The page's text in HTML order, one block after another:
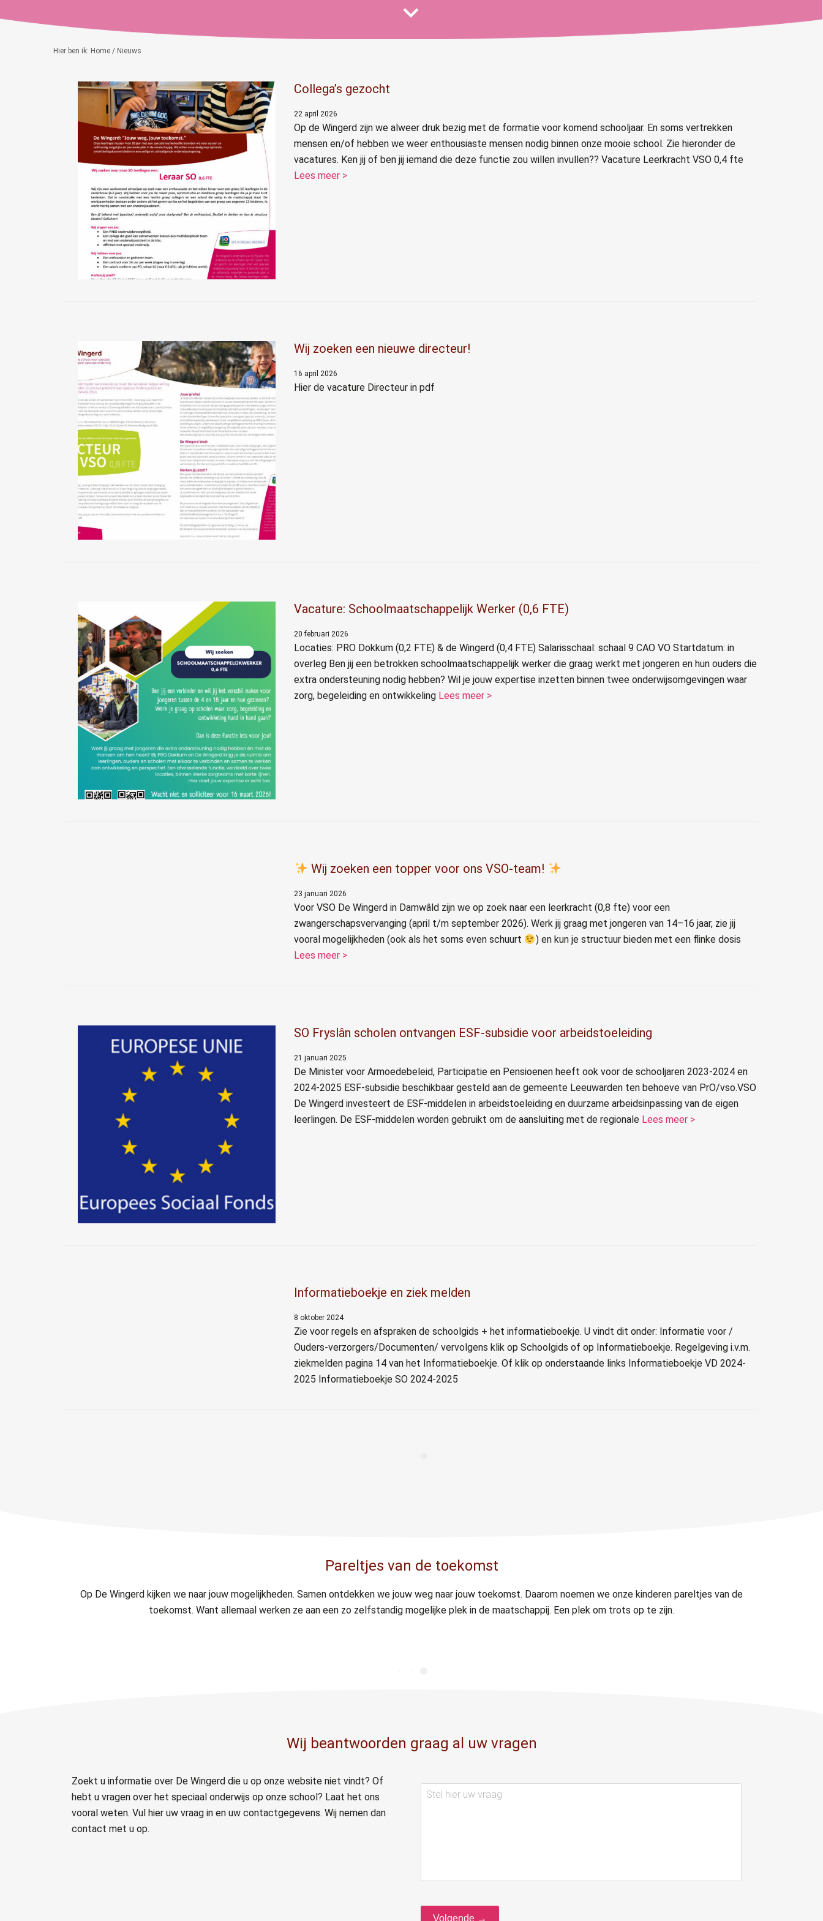
Hier ben ik: Home / Nieuws
Collega’s gezocht
22 april 2026
Op de Wingerd zijn we alweer druk bezig met de formatie voor komend schooljaar. En soms vertrekken
mensen en/of hebben we weer enthousiaste mensen nodig binnen onze mooie school. Zie hieronder de
vacatures. Ken jij of ben jij iemand die deze functie zou willen invullen?? Vacature Leerkracht VSO 0,4 fte
Lees meer >
Wij zoeken een nieuwe directeur!
16 april 2026
Hier de vacature Directeur in pdf
Vacature: Schoolmaatschappelijk Werker (0,6 FTE)
20 februari 2026
Locaties: PRO Dokkum (0,2 FTE) & de Wingerd (0,4 FTE) Salarisschaal: schaal 9 CAO VO Startdatum: in
overleg Ben jij een betrokken schoolmaatschappelijk werker die graag werkt met jongeren en hun ouders die
extra ondersteuning nodig hebben? Wil je jouw expertise inzetten binnen twee onderwijsomgevingen waar
zorg, begeleiding en ontwikkeling Lees meer >
Wij zoeken een topper voor ons VSO-team!
23 januari 2026
Voor VSO De Wingerd in Damwâld zijn we op zoek naar een leerkracht (0,8 fte) voor een
zwangerschapsvervanging (april t/m september 2026). Werk jij graag met jongeren van 14–16 jaar, zie jij
vooral mogelijkheden (ook als het soms even schuurt
) en kun je structuur bieden met een flinke dosis
Lees meer >
SO Fryslân scholen ontvangen ESF-subsidie voor arbeidstoeleiding
21 januari 2025
De Minister voor Armoedebeleid, Participatie en Pensioenen heeft ook voor de schooljaren 2023-2024 en
2024-2025 ESF-subsidie beschikbaar gesteld aan de gemeente Leeuwarden ten behoeve van PrO/vso.VSO
De Wingerd investeert de ESF-middelen in arbeidstoeleiding en duurzame arbeidsinpassing van de eigen
leerlingen. De ESF-middelen worden gebruikt om de aansluiting met de regionale Lees meer >
Informatieboekje en ziek melden
8 oktober 2024
Zie voor regels en afspraken de schoolgids + het informatieboekje. U vindt dit onder: Informatie voor /
Ouders-verzorgers/Documenten/ vervolgens klik op Schoolgids of op Informatieboekje. Regelgeving i.v.m.
ziekmelden pagina 14 van het Informatieboekje. Of klik op onderstaande links Informatieboekje VD 2024-
2025 Informatieboekje SO 2024-2025
Pareltjes van de toekomst
Op De Wingerd kijken we naar jouw mogelijkheden. Samen ontdekken we jouw weg naar jouw toekomst. Daarom noemen we onze kinderen pareltjes van de
toekomst. Want allemaal werken ze aan een zo zelfstandig mogelijke plek in de maatschappij. Een plek om trots op te zijn.
Wij beantwoorden graag al uw vragen
Zoekt u informatie over De Wingerd die u op onze website niet vindt? Of
hebt u vragen over het speciaal onderwijs op onze school? Laat het ons
vooral weten. Vul hier uw vraag in en uw contactgegevens. Wij nemen dan
contact met u op.
Stel
hier
Volgende →